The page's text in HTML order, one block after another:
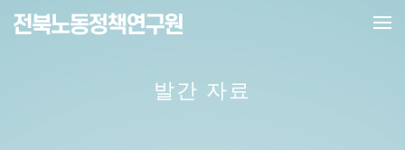
메뉴 건너뛰기
발간 자료